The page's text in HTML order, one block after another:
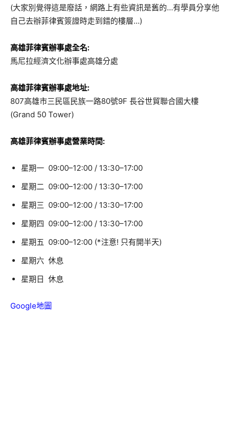
(大家別覺得這是廢話，網路上有些資訊是舊的…有學員分享他
自己去辦菲律賓簽證時走到錯的樓層…)
高雄菲律賓辦事處全名:
馬尼拉經濟文化辦事處高雄分處
高雄菲律賓辦事處地址:
807高雄市三民區民族一路80號9F 長谷世貿聯合國大樓
(Grand 50 Tower)
高雄菲律賓辦事處營業時間:
星期一 09:00–12:00 / 13:30–17:00
星期二 09:00–12:00 / 13:30–17:00
星期三 09:00–12:00 / 13:30–17:00
星期四 09:00–12:00 / 13:30–17:00
星期五 09:00–12:00 (*注意! 只有開半天)
星期六 休息
星期日 休息
Google地圖